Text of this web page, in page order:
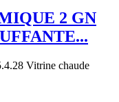
2 GN
Vitrine chaude